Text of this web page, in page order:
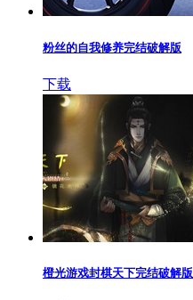
粉丝的自我修养完结破解版
下载
橙光游戏封棋天下完结破解版